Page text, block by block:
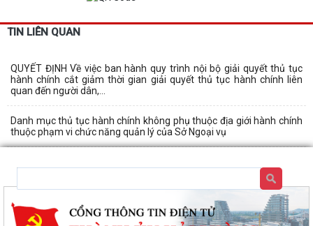
TIN LIÊN QUAN
QUYẾT ĐỊNH Về việc ban hành quy trình nội bộ giải quyết thủ tục
hành chính cắt giảm thời gian giải quyết thủ tục hành chính liên
quan đến người dân,...
Danh mục thủ tục hành chính không phụ thuộc địa giới hành chính
thuộc phạm vi chức năng quản lý của Sở Ngoại vụ